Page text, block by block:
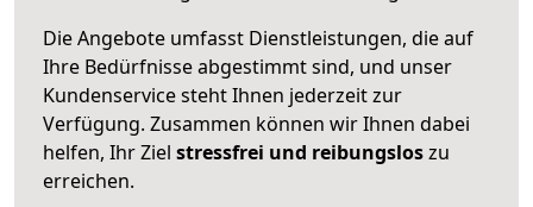
Die Angebote umfasst Dienstleistungen, die auf
Ihre Bedürfnisse abgestimmt sind, und unser
Kundenservice steht Ihnen jederzeit zur
Verfügung. Zusammen können wir Ihnen dabei
helfen, Ihr Ziel stressfrei und reibungsloszu
erreichen.